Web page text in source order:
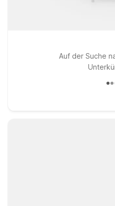
Auf der Suche